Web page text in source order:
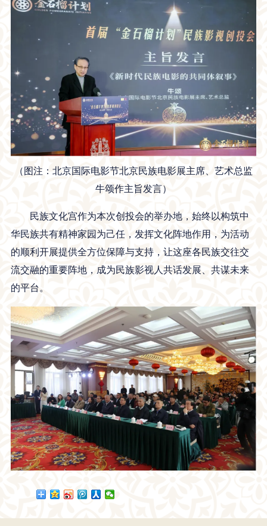
（图注：北京国际电影节北京民族电影展主席、艺术总监
牛颂作主旨发言）
民族文化宫作为本次创投会的举办地，始终以构筑中
华民族共有精神家园为己任，发挥文化阵地作用，为活动
的顺利开展提供全方位保障与支持，让这座各民族交往交
流交融的重要阵地，成为民族影视人共话发展、共谋未来
的平台。